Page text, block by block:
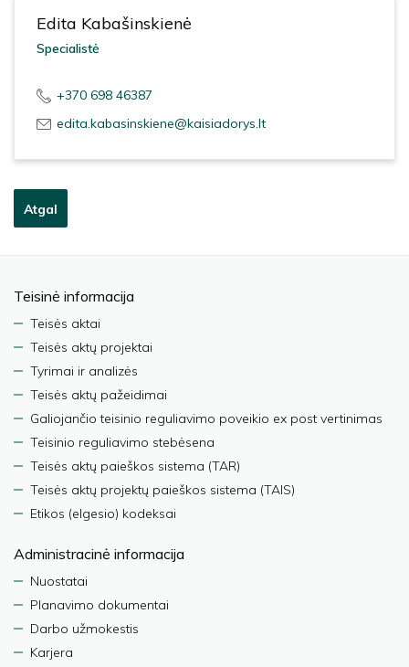
Edita Kabašinskienė
Specialistė
+370 698 46387
edita.kabasinskiene@kaisiadorys.lt
Atgal
Teisinė informacija
Teisės aktai
Teisės aktų projektai
Tyrimai ir analizės
Teisės aktų pažeidimai
Galiojančio teisinio reguliavimo poveikio ex post vertinimas
Teisinio reguliavimo stebėsena
Teisės aktų paieškos sistema (TAR)
Teisės aktų projektų paieškos sistema (TAIS)
Etikos (elgesio) kodeksai
Administracinė informacija
Nuostatai
Planavimo dokumentai
Darbo užmokestis
Karjera